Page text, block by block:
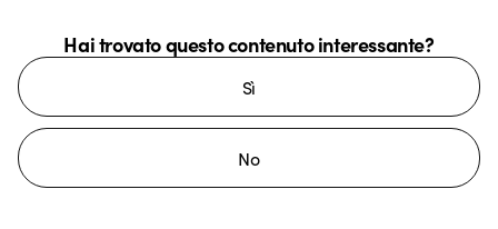
Hai trovato questo contenuto interessante?
Sì
No